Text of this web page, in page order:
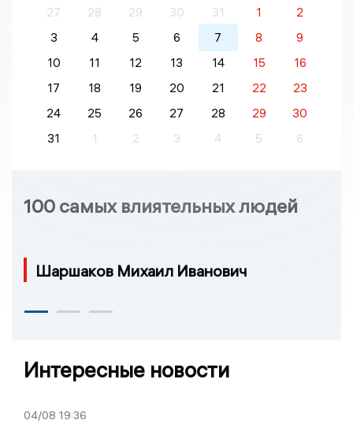
27
28 29 30 31 1
2
3
4 5 6 7 8
9
10
11 12 13 14 15
16
17
18 19 20 21 22
23
24
25 26 27 28 29
30
31
1 2 3 4 5 6
100 самых влиятельных людей
Шаршаков Михаил Иванович
Интересные новости
04/08 19:36